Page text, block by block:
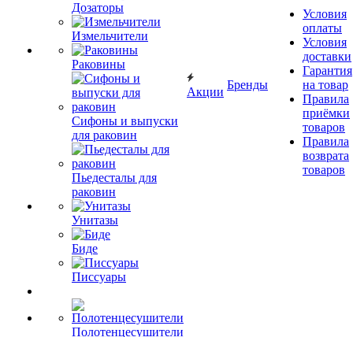
Дозаторы
Измельчители
Раковины
Сифоны и выпуски
для раковин
Пьедесталы для
раковин
Унитазы
Биде
Писсуары
Полотенцесушители
Акции
Бренды
Условия
оплаты
Условия
доставки
Гарантия
на товар
Правила
приёмки
товаров
Правила
возврата
товаров